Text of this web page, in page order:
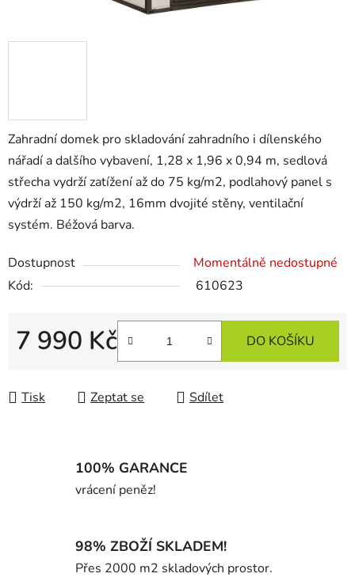
Zahradní domek pro skladování zahradního i dílenského
nářadí a dalšího vybavení, 1,28 x 1,96 x 0,94 m, sedlová
střecha vydrží zatížení až do 75 kg/m2, podlahový panel s
výdrží až 150 kg/m2, 16mm dvojité stěny, ventilační
systém. Béžová barva.
Dostupnost
Momentálně nedostupné
Kód:
610623
7 990 Kč DO KOŠÍKU
Tisk Zeptat se Sdílet
100% GARANCE
vrácení peněz!
98% ZBOŽÍ SKLADEM!
Přes 2000 m2 skladových prostor.